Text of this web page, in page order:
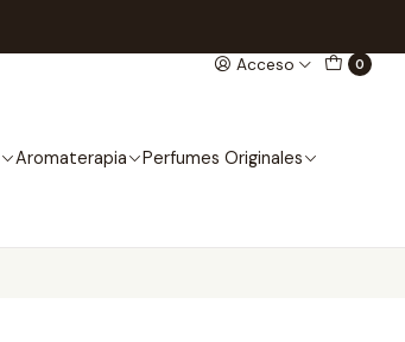
Acceso 0
Aromaterapia Perfumes Originales